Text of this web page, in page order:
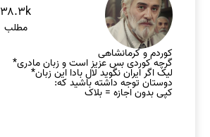
۳۸.۳k
مطلب
کوردم و کرمانشاهی
گرچه کوردی بس عزیز است و زبان مادری*
لیک اگر ایران نگوید لال بادا این زبان*
دوستان توجه داشته باشید که:
کپی بدون اجازه = بلاک